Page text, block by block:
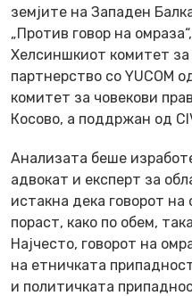
земјите на Западен
„Против говор на
Хелсиншкиот комитет за
партнерство со YUCOM
комитет за човекови
Косово, а поддржан од
Анализата беше
адвокат и експерт за
истакна дека говорот на
пораст, како по обем,
Најчесто, говорот на
на етничката
и политичката